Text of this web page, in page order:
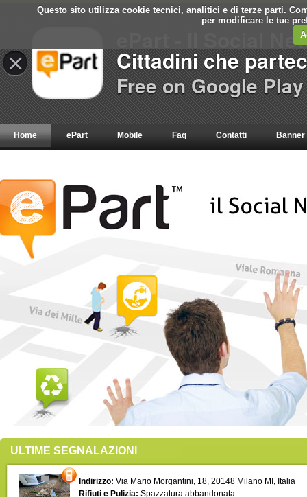
Questo sito utilizza cookie tecnici, analitici e di terze parti.
per modificare le tue
Home ePart Mobile Faq Contatti Banner
ULTIME SEGNALAZIONI
Indirizzo: Via Mario Morgantini, 18, 20148 Milano MI, Italia
Rifiuti e Pulizia: Spazzatura abbandonata
×
ePart - Il Social
Cittadini che
Free on Google Play